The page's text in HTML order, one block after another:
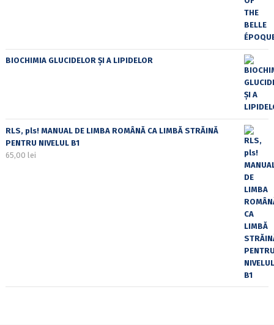
BIOCHIMIA GLUCIDELOR ȘI A LIPIDELOR
RLS, pls! MANUAL DE LIMBA ROMÂNĂ CA LIMBĂ STRĂINĂ
PENTRU NIVELUL B1
65,00 lei